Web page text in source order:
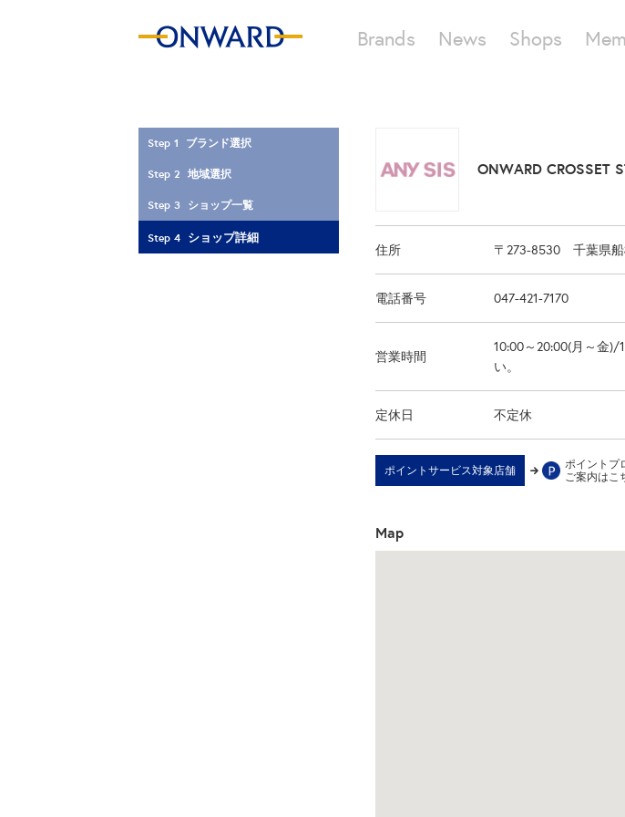
Brands News Shops
Step 1 ブランド選択
Step 2 地域選択
Step 3 ショップ一覧
Step 4 ショップ詳細
ONWARD CROSSET
住所 〒273-8530 千葉県船
電話番号 047-421-7170
営業時間
10:00～20:00(月～金
い。
定休日 不定休
ポイントサービス対象店舗
ポイントプ
ご案内はこ
Map